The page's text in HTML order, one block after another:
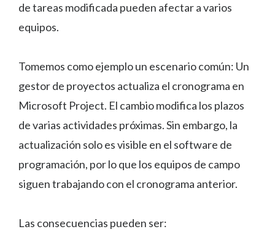
de tareas modificada pueden afectar a varios
equipos.
Tomemos como ejemplo un escenario común: Un
gestor de proyectos actualiza el cronograma en
Microsoft Project. El cambio modifica los plazos
de varias actividades próximas. Sin embargo, la
actualización solo es visible en el software de
programación, por lo que los equipos de campo
siguen trabajando con el cronograma anterior.
Las consecuencias pueden ser: